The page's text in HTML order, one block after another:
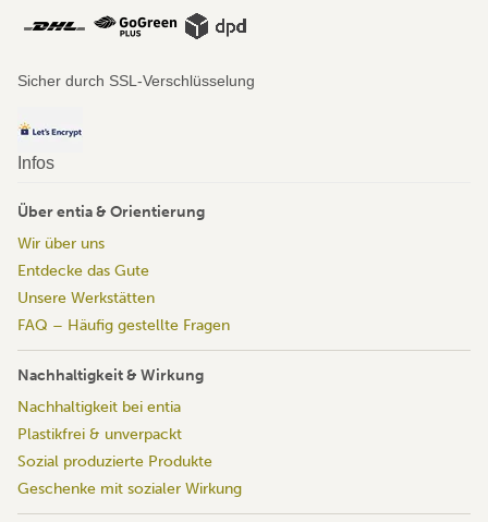
Sicher durch SSL-Verschlüsselung
Infos
Über entia & Orientierung
Wir über uns
Entdecke das Gute
Unsere Werkstätten
FAQ – Häufig gestellte Fragen
Nachhaltigkeit & Wirkung
Nachhaltigkeit bei entia
Plastikfrei & unverpackt
Sozial produzierte Produkte
Geschenke mit sozialer Wirkung